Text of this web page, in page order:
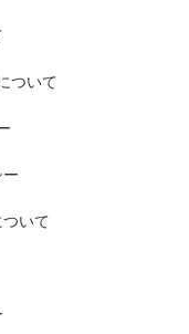
ついて
いて